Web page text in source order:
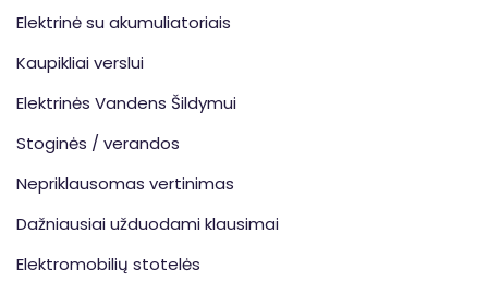
Elektrinė su akumuliatoriais
Kaupikliai verslui
Elektrinės Vandens Šildymui
Stoginės / verandos
Nepriklausomas vertinimas
Dažniausiai užduodami klausimai
Elektromobilių stotelės